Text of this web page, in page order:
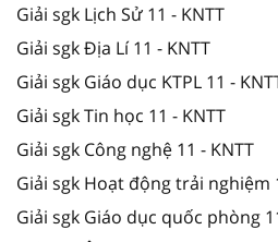
Giải sgk Lịch Sử 11 - KNTT
Giải sgk Địa Lí 11 - KNTT
Giải sgk Giáo dục KTPL 11 -
Giải sgk Tin học 11 - KNTT
Giải sgk Công nghệ 11 - KNTT
Giải sgk Hoạt động trải nghiệm
Giải sgk Giáo dục quốc phòng